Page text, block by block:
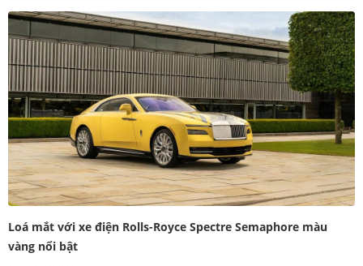
Loá mắt với xe điện Rolls-Royce Spectre Semaphore màu
vàng nổi bật